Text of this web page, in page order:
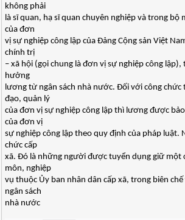
không phải
là sĩ quan, hạ sĩ quan chuyên nghiệp và trong bộ
của đơn
vị sự nghiệp công lập của Đảng Cộng sản Việt
chính trị
– xã hội (gọi chung là đơn vị sự nghiệp công lập),
hưởng
lương từ ngân sách nhà nước. Đối với công chức
đạo, quản lý
của đơn vị sự nghiệp công lập thì lương được
của đơn vị
sự nghiệp công lập theo quy định của pháp luật.
chức cấp
xã. Đó là những người được tuyển dụng giữ một
môn, nghiệp
vụ thuộc Ủy ban nhân dân cấp xã, trong biên
ngân sách
nhà nước